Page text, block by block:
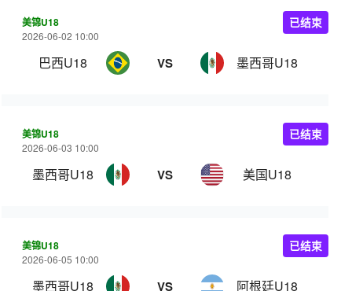
美锦U18
2026-06-02 10:00
巴西U18 VS 墨西哥U18
已结束
美锦U18
2026-06-03 10:00
墨西哥U18 VS 美国U18
已结束
美锦U18
2026-06-05 10:00
墨西哥U18 VS 阿根廷U18
已结束